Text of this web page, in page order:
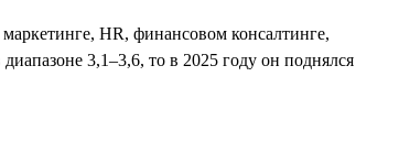
HR, финансовом консалтинге,
3,1–3,6, то в 2025 году он поднялся